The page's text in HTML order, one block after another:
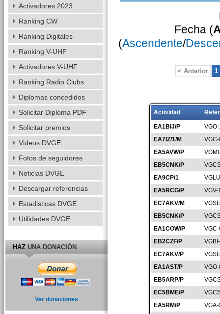
Fecha (
(Ascendente/
< Anterior 1
Actividad
EA1BIJ/P
EA7IZ/1/M
EA5AVW/P
EB5CNK/P
EA9CP/1
EA5RCG/P
VGV-
EC7AKV/M
EB5CNK/P
EA1COW/P
EB2CZF/P
EC7AKV/P
EA1AST/P
EB5ARP/P
EC5BME/P
EA5RM/P
Activadores 2023
Ranking CW
Ranking Digitales
Ranking V-UHF
Activadores V-UHF
Ranking Radio Clubs
Diplomas concedidos
Solicitar Diploma PDF
Solicitar premios
Videos DVGE
Fotos de seguidores
Noticias DVGE
Descargar referencias
Estadisticas DVGE
Utilidades DVGE
HAZUNA DONACIÓN
Ver donaciones